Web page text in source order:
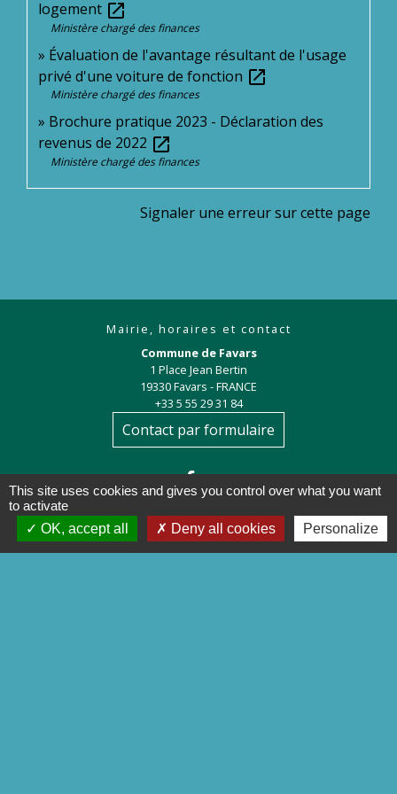
logement open_in_new
Ministère chargé des finances
Évaluation de l'avantage résultant de l'usage
privé d'une voiture de fonction open_in_new
Ministère chargé des finances
Brochure pratique 2023 - Déclaration des
revenus de 2022 open_in_new
Ministère chargé des finances
Signaler une erreur sur cette page
Mairie, horaires et contact
Commune de Favars
1 Place Jean Bertin
19330 Favars - FRANCE
+33 5 55 29 31 84
Contact par formulaire
This site uses cookies and gives you control over what you want
to activate
OK, accept all
Deny all cookies Personalize